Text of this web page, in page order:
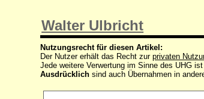
Walter Ulbricht
Nutzungsrecht für diesen Artikel:
Der Nutzer erhält das Recht zurprivaten
Jede weitere Verwertung im Sinne des UHG
Ausdrücklich sind auch Übernahmen in